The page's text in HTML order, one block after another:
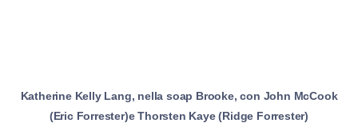
Katherine Kelly Lang, nella soap Brooke, con John McCook
(Eric Forrester)e Thorsten Kaye (Ridge Forrester)